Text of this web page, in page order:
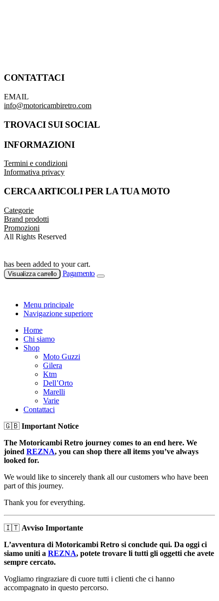
CONTATTACI
EMAIL
info@motoricambiretro.com
TROVACI SUI SOCIAL
INFORMAZIONI
Termini e condizioni
Informativa privacy
CERCA ARTICOLI PER LA TUA MOTO
Categorie
Brand prodotti
Promozioni
All Rights Reserved
has been added to your cart.
Visualizza carrello Pagamento
Menu principale
Navigazione superiore
Home
Chi siamo
Shop
Moto Guzzi
Gilera
Ktm
Dell’Orto
Marelli
Varie
Contattaci
🇬🇧 Important Notice
The Motoricambi Retro journey comes to an end here. We
joined REZNA, you can shop there all items you’ve always
looked for.
We would like to sincerely thank all our customers who have been
part of this journey.
Thank you for everything.
🇮🇹 Avviso Importante
L’avventura di Motoricambi Retro si conclude qui. Da oggi ci
siamo uniti a REZNA, potete trovare li tutti gli oggetti che avete
sempre cercato.
Vogliamo ringraziare di cuore tutti i clienti che ci hanno
accompagnato in questo percorso.